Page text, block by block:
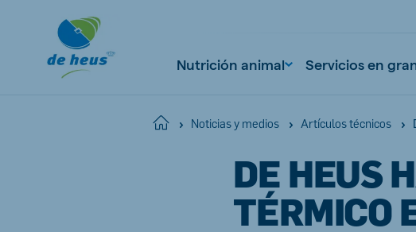
Nutrición animal Servicios en
Home Noticias y medios Artículos técnicos
DE HEUS
TÉRMICO